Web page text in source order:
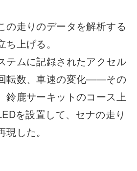
の走りのデータを解析する
上げる。
テムに記録されたアクセル
転数、車速の変化——その
鈴鹿サーキットのコース上
を設置して、セナの走り
した。